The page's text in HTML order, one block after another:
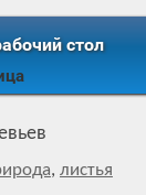
стол
, листья